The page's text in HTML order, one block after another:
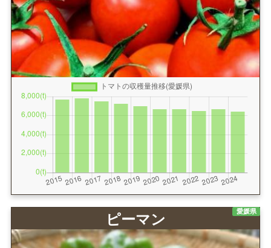
愛媛県
ピーマン